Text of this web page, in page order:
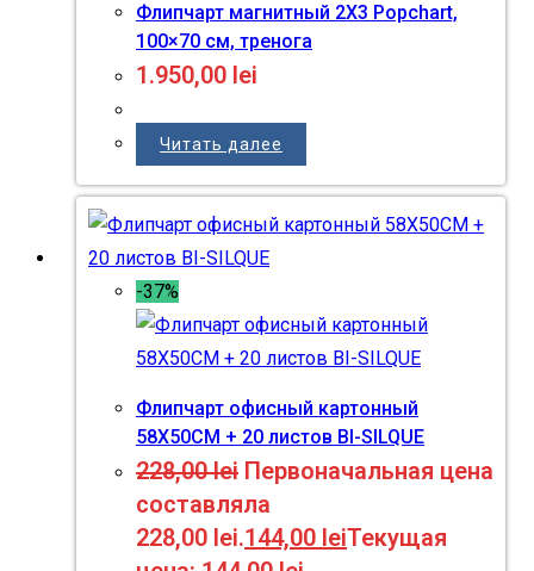
Флипчарт магнитный 2X3 Popchart,
100×70 см, тренога
1.950,00 lei
Читать далее
-37%
Флипчарт офисный картонный
58X50CM + 20 листов BI-SILQUE
228,00lei Первоначальная цена
составляла
228,00 lei.144,00 leiТекущая